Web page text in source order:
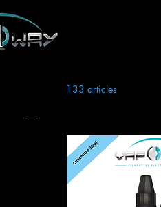
133 articles